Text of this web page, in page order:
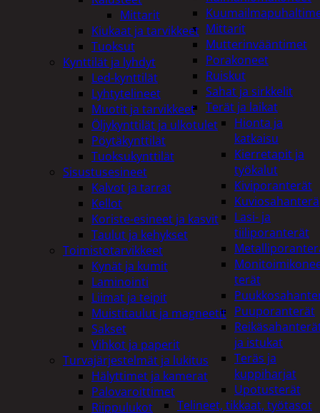
Mittarit
Mutterinvääntimet
Porakoneet
Ruiskut
Sahat ja sirkkelit
Terät ja laikat
Hionta ja
katkaisu
Kierretapit ja
työkalut
Kiviporanterät
Kuviosahanterä
Lasi- ja
tiiliporanterät
terät
Puuporanterät
ja istukat
Teräs ja
kuppiharjat
Upotusterät
Telineet, tikkaat, työtasot
Mittarit
Kiukaat ja tarvikkeet
Tuoksut
Kynttilät ja lyhdyt
Led-kynttilät
Lyhtytelineet
Muotit ja tarvikkeet
Öljykynttilät ja ulkotulet
Pöytäkynttilät
Tuoksukynttilät
Sisustusesineet
Kalvot ja tarrat
Kellot
Koriste-esineet ja kasvit
Taulut ja kehykset
Toimistotarvikkeet
Kynät ja kumit
Laminointi
Liimat ja teipit
Muistitaulut ja magneetit
Sakset
Vihkot ja paperit
Turvajärjestelmät ja lukitus
Hälyttimet ja kamerat
Palovaroittimet
Riippulukot